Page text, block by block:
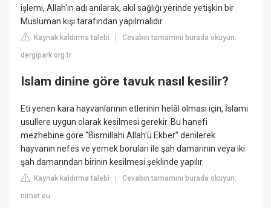
işlemi, Allah'ın adı anılarak, akıl sağlığı yerinde yetişkin bir
Müslüman kişi tarafından yapılmalıdır.
Kaynak kaldırma talebi |Cevabın tamamını burada okuyun:
dergipark.org.tr
Islam dinine göre tavuk nasıl kesilir?
Eti yenen kara hayvanlarının etlerinin helâl olması için, İslami
usullere uygun olarak kesilmesi gerekir. Bu hanefi
mezhebine göre “Bismillahi Allah'ü Ekber” denilerek
hayvanın nefes ve yemek boruları ile şah damarının veya iki
şah damarından birinin kesilmesi şeklinde yapılır.
Kaynak kaldırma talebi |Cevabın tamamını burada okuyun:
nimet.eu